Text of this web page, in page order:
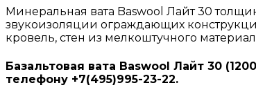
Минеральная вата Baswool Лайт 30
звукоизоляции ограждающих
кровель, стен из мелкоштучного
Базальтовая вата Baswool Лайт 30
телефону +7(495)995-23-22.